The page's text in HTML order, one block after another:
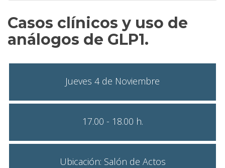
Casos clínicos y uso de
análogos de GLP1.
Jueves 4 de Noviembre
17.00 - 18.00 h.
Ubicación: Salón de Actos